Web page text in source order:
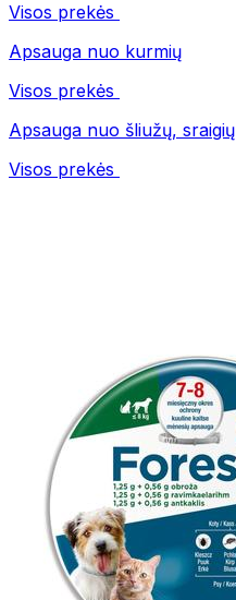
Visos prekės
Apsauga nuo kurmių
Visos prekės
Apsauga nuo šliužų, sraigių
Visos prekės